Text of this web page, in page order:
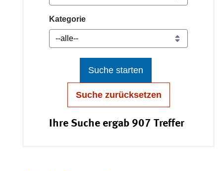
Kategorie
Suche starten
Suche zurücksetzen
Ihre Suche ergab 907 Treffer